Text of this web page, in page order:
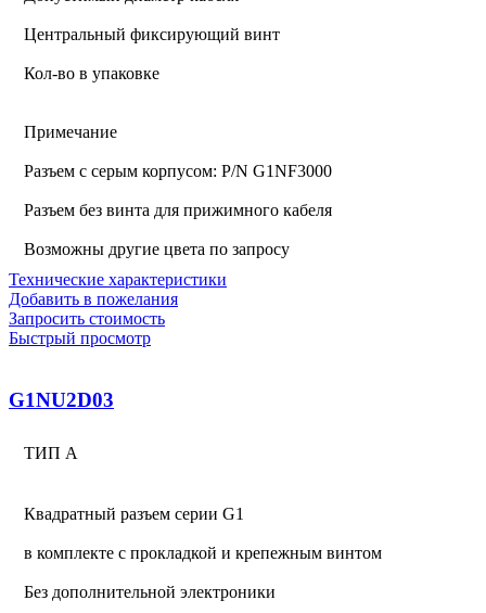
Центральный фиксирующий винт
Кол-во в упаковке
Примечание
Разъем с серым корпусом: P/N G1NF3000
Разъем без винта для прижимного кабеля
Возможны другие цвета по запросу
Технические характеристики
Добавить в пожелания
Запросить стоимость
Быстрый просмотр
G1NU2D03
ТИП А
Квадратный разъем серии G1
в комплекте с прокладкой и крепежным винтом
Без дополнительной электроники